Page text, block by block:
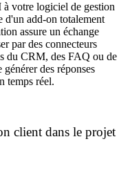
votre logiciel de gestion
d'un add-on totalement
assure un échange
par des connecteurs
du CRM, des FAQ ou de
générer des réponses
temps réel.
client dans le projet